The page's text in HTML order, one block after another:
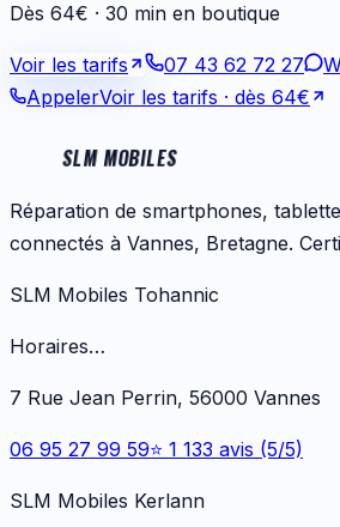
Dès 64€ · 30 min en boutique
Voir les tarifs 07 43 62 72 27
AppelerVoir les tarifs · dès 64€
SLM MOBILES
Réparation de smartphones,
connectés à Vannes, Bretagne.
SLM Mobiles Tohannic
Horaires…
7 Rue Jean Perrin, 56000 Vannes
06 95 27 99 59⭐ 1 133 avis (5/5)
SLM Mobiles Kerlann